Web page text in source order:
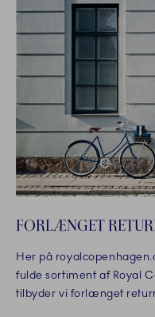
FORLÆNGET
Her på
fulde sortiment af Royal
tilbyder vi forlænget